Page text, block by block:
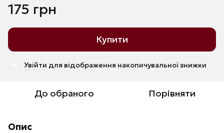
175 грн
Купити
Увійти для відображення накопичувальної знижки
До обраного Порівняти
Опис